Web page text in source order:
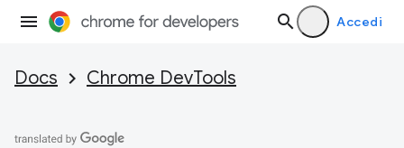
Accedi
Docs Chrome DevTools